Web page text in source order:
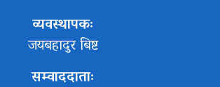
व्यवस्थापकः
जयबहादुर बिष्ट
सम्वाददाताः